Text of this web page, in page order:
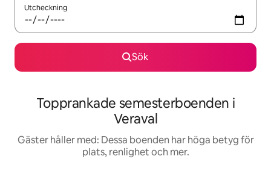
Utcheckning
Sök
Topprankade semesterboenden i
Veraval
Gäster håller med: Dessa boenden har höga betyg för
plats, renlighet och mer.